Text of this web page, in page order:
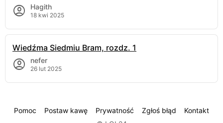
Hagith
18 kwi 2025
Wiedźma Siedmiu Bram, rozdz. 1
nefer
26 lut 2025
Pomoc Postaw kawę Prywatność Zgłoś błąd
Kontakt